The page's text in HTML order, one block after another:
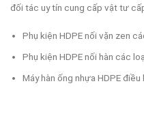
đối tác uy tín cung cấp vật tư
Phụ kiện HDPE nối vặn zen
Phụ kiện HDPE nối hàn các
Máy hàn ống nhựa HDPE